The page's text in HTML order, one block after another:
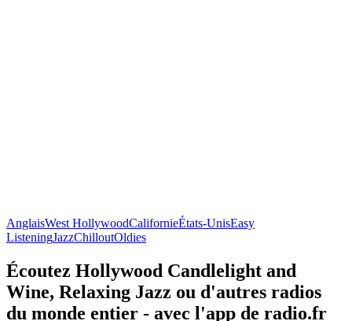
AnglaisWest HollywoodCalifornieÉtats-UnisEasy
ListeningJazzChilloutOldies
Écoutez Hollywood Candlelight and
Wine, Relaxing Jazz ou d'autres radios
du monde entier - avec l'app de radio.fr